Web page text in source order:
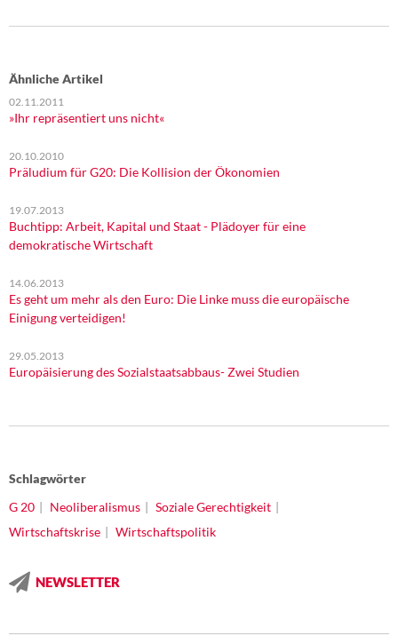
Ähnliche Artikel
02.11.2011
»Ihr repräsentiert uns nicht«
20.10.2010
Präludium für G20: Die Kollision der Ökonomien
19.07.2013
Buchtipp: Arbeit, Kapital und Staat - Plädoyer für eine
demokratische Wirtschaft
14.06.2013
Es geht um mehr als den Euro: Die Linke muss die europäische
Einigung verteidigen!
29.05.2013
Europäisierung des Sozialstaatsabbaus- Zwei Studien
Schlagwörter
G 20
Neoliberalismus
Soziale Gerechtigkeit
Wirtschaftskrise
Wirtschaftspolitik
NEWSLETTER